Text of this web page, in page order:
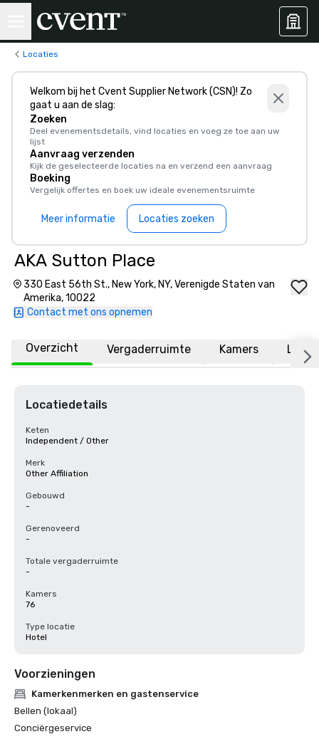
Locaties
Welkom bij het Cvent Supplier Network (CSN)! Zo
gaat u aan de slag:
Zoeken
Deel evenementsdetails, vind locaties en voeg ze toe aan uw
lijst
Aanvraag verzenden
Kijk de geselecteerde locaties na en verzend een aanvraag
Boeking
Vergelijk offertes en boek uw ideale evenementsruimte
Meer informatie Locaties zoeken
AKA Sutton Place
330 East 56th St., New York, NY, Verenigde Staten van
Amerika, 10022
Contact met ons opnemen
Overzicht Vergaderruimte Kamers
Locatiedetails
Keten
Independent / Other
Merk
Other Affiliation
Gebouwd
-
Gerenoveerd
-
Totale vergaderruimte
-
Kamers
76
Type locatie
Hotel
Voorzieningen
Kamerkenmerken en gastenservice
Bellen (lokaal)
Conciërgeservice